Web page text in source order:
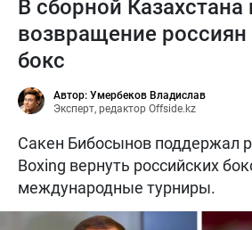
В сборной
возвращение
бокс
Автор: Умербеков Владислав
Эксперт, редактор Offside.kz
Сакен Бибосынов поддержал
Boxing вернуть российских
международные турниры.